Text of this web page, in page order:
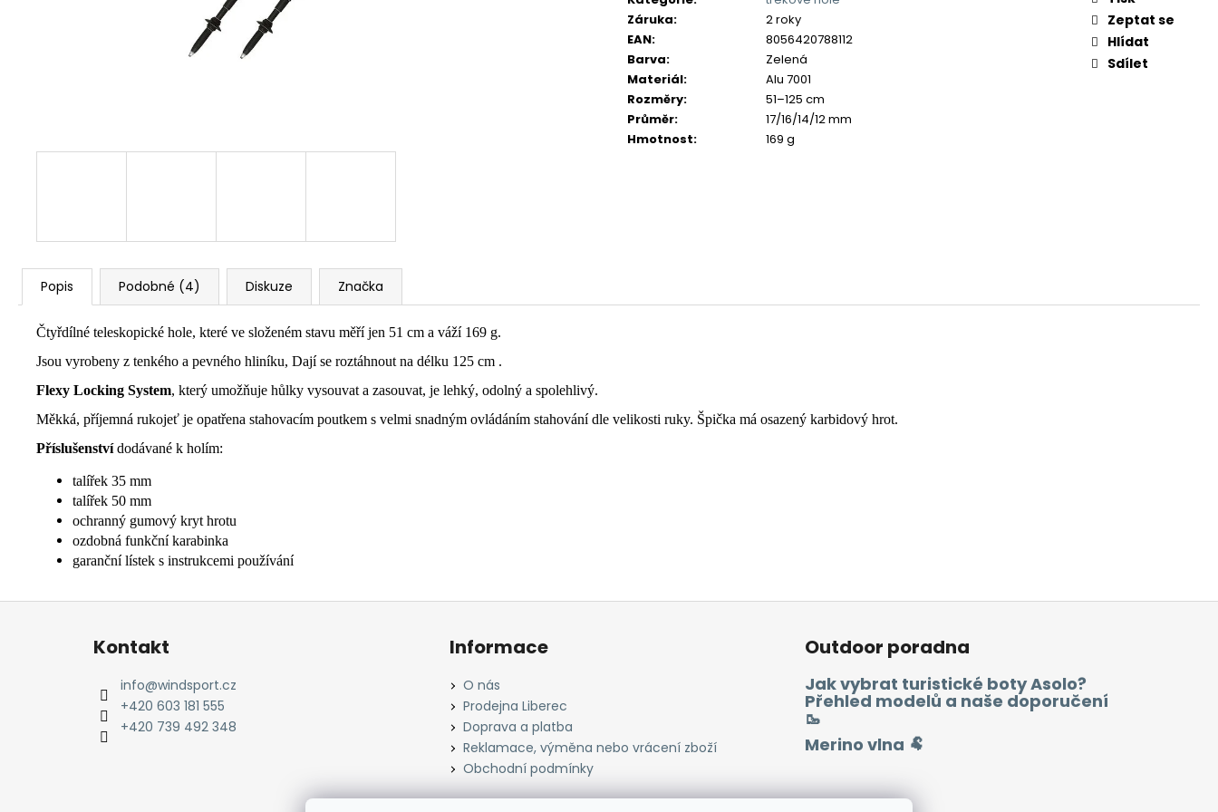
Záruka:
2 roky
EAN:
8056420788112
Barva:
Zelená
Materiál:
Alu 7001
Rozměry:
51–125 cm
Průměr:
17/16/14/12 mm
Hmotnost: 169 g
Zeptat se
Hlídat
Sdílet
Popis Podobné (4) Diskuze Značka
Čtyřdílné teleskopické hole, které ve složeném stavu měří jen 51 cm a váží 169 g.
Jsou vyrobeny z tenkého a pevného hliníku, Dají se roztáhnout na délku 125 cm .
Flexy Locking System, který umožňuje hůlky vysouvat a zasouvat, je lehký, odolný a spolehlivý.
Měkká, příjemná rukojeť je opatřena stahovacím poutkem s velmi snadným ovládáním stahování dle velikosti ruky. Špička má osazený karbidový hrot.
Příslušenstvídodávané k holím:
talířek 35 mm
talířek 50 mm
ochranný gumový kryt hrotu
ozdobná funkční karabinka
garanční lístek s instrukcemi používání
Z
Kontakt
info@windsport.cz
+420 603 181 555
+420 739 492 348
Informace
O nás
Prodejna Liberec
Doprava a platba
Reklamace, výměna nebo vrácení zboží
Obchodní podmínky
Outdoor poradna
Jak vybrat turistické boty Asolo?
Přehled modelů a naše doporučení
🥾
Merino vlna 🐏